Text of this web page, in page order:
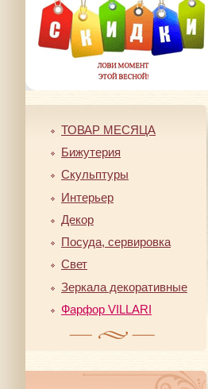
ТОВАР МЕСЯЦА
Бижутерия
Скульптуры
Интерьер
Декор
Посуда, сервировка
Свет
Зеркала декоративные
Фарфор VILLARI